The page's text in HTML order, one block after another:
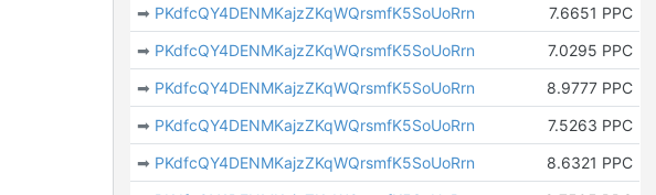
➡ PKdfcQY4DENMKajzZKqWQrsmfK5SoUoRrn
7.6651 PPC
➡ PKdfcQY4DENMKajzZKqWQrsmfK5SoUoRrn
7.0295 PPC
➡ PKdfcQY4DENMKajzZKqWQrsmfK5SoUoRrn
8.9777 PPC
➡ PKdfcQY4DENMKajzZKqWQrsmfK5SoUoRrn
7.5263 PPC
➡ PKdfcQY4DENMKajzZKqWQrsmfK5SoUoRrn
8.6321 PPC